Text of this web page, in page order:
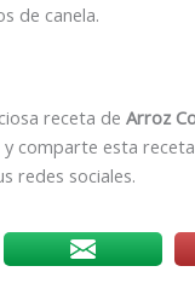
de canela.
receta deArroz
comparte esta
redes sociales.